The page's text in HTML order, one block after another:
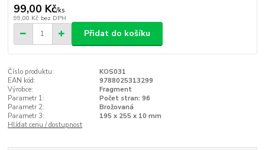
99,00 Kč/ks
99,00 Kč bez DPH
Přidat do košíku
Číslo produktu:
KOS031
EAN kód:
9788025313299
Výrobce:
Fragment
Parametr 1:
Počet stran: 96
Parametr 2:
Brožovaná
Parametr 3:
195 x 255 x 10 mm
Hlídat cenu / dostupnost